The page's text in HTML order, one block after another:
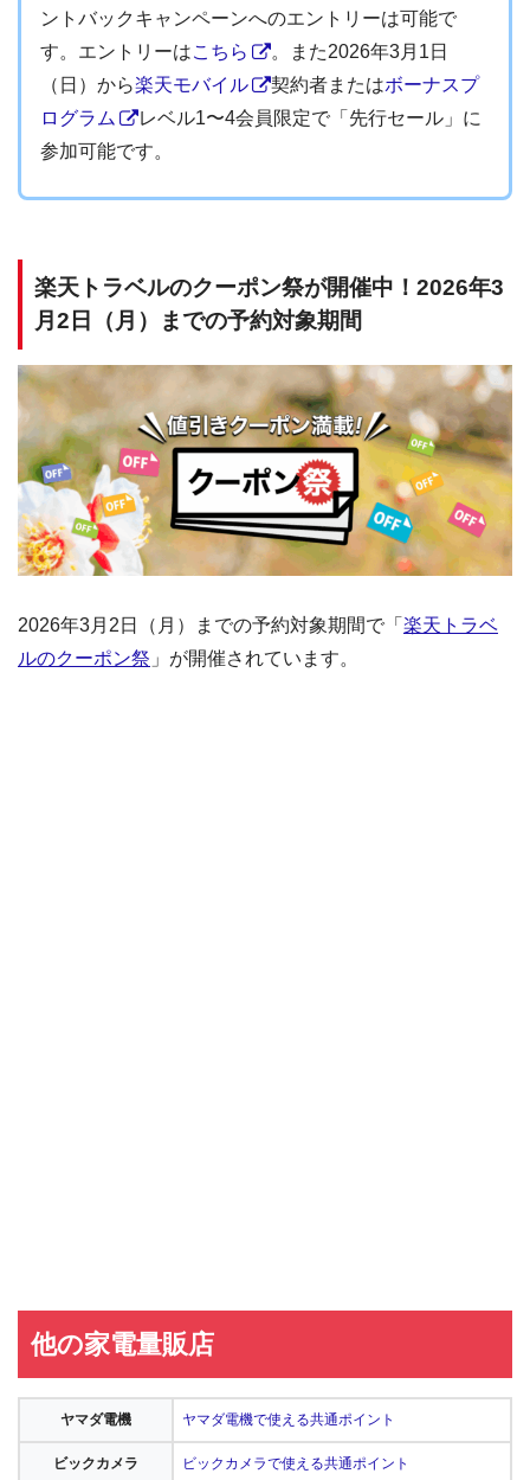
ントバックキャンペーンへのエントリーは可能で
す。エントリーはこちら
。また2026年3月1日
（日）から楽天モバイル 契約者またはボーナスプ
ログラム
レベル1〜4会員限定で「先行セール」に
参加可能です。
楽天トラベルのクーポン祭が開催中！2026年3
月2日（月）までの予約対象期間
2026年3月2日（月）までの予約対象期間で「 楽天トラベ
ルのクーポン祭 」が開催されています。
他の家電量販店
ヤマダ電機 ヤマダ電機で使える共通ポイント
ビックカメラ ビックカメラで使える共通ポイント